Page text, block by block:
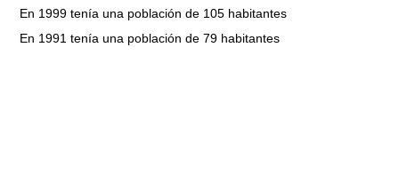
En 1999 tenía una población de 105 habitantes
En 1991 tenía una población de 79 habitantes